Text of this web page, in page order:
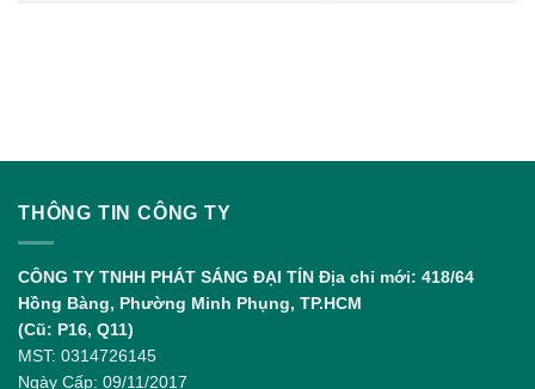
THÔNG TIN CÔNG TY
CÔNG TY TNHH PHÁT SÁNG ĐẠI TÍN Địa chỉ mới: 418/64
Hồng Bàng, Phường Minh Phụng, TP.HCM
(Cũ: P16, Q11)
MST: 0314726145
Ngày Cấp: 09/11/2017